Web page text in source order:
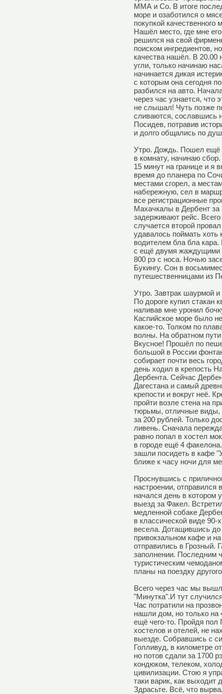
ММА и Со. В итоге
море и озаботился о
покупкой качественного
Нашёл место, где мне
решился на свой
поиском ингредиентов,
качества нашёл. В 20.00
угли, только начинаю
начинается дикая
с которым она сегодня
разбился на авто.
через час узнается, что
не слышал! Чуть позже
сливаются, сославшись
Посидев, потравив
и долго общались по
Утро. Дождь. Пошел ещё
в комнату, начинаю
15 минут на границе и я
время до планера по
местами сгорел, а
набережную, сел в
все регистрационные
Махачкалы в Дербент
задерживают рейс.
случается второй
удавалось поймать хоть
водителем бла бла
с ещё двумя жаждущими
800 рэ с носа. Ночью
Букингу. Сон в
путешественницами из
Утро. Завтрак шаурмой
По дороге купил стакан
наливав мне уронил
Каспийское море было
какое-то. Толком по
волны. На обратном
Вкусное! Прошёл по
большой в России
собирает почти весь
день ходил в крепость
Дербента. Сейчас
Дагестана и самый
крепости и вокруг неё.
пройти возле стена на
тюрьмы, отличные виды,
за 200 рублей. Только
ливень. Сначала
равно попал в хостел
в городе ещё 4
зашли посидеть в кафе
ближе к часу ночи для
Проснувшись с
настроении,
начался день в котором
выезд за Факел.
медленной собаке
в классической виде 90-
весела. Дотащившись
привокзальном кафе и
отправились в Грозный.
заполнении. Последним
туристическим
планы на поездку
Всего через час мы
"Минутка".И тут
Час потратили на
нашли дом, но только на
ещё чего-то. Пройдя пол
хостелов и отелей, не
выезде. Собравшись с
Голливуд, в километре
но потов сдали за 1700
кондюком, телеком,
цивилизации. Стою я
таки варик, как выходит
Здрасьте. Всё, что